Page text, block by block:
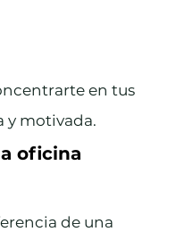
en tus
y motivada.
oficina
de una